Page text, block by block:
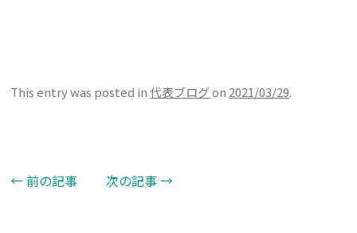
This entry was posted in代表ブログon 2021/03/29.
Post navigation
←前の記事 次の記事→